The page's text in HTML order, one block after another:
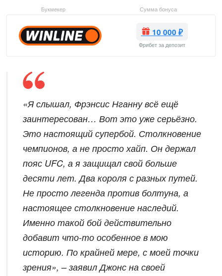
Букмекер Сумма бонуса
10 000 ₽
Фрибет за депозит
«Я слышал, Фрэнсис Нганну всё ещё
заинтересован… Вот это уже серьёзно.
Это настоящий супербой. Столкновение
чемпионов, а не просто хайп. Он держал
пояс UFC, а я защищал свой больше
десяти лет. Два короля с разных путей.
Не просто легенда против болтуна, а
настоящее столкновение наследий.
Именно такой бой действительно
добавит что-то особенное в мою
историю. По крайней мере, с моей точки
зрения», – заявил Джонс на своей